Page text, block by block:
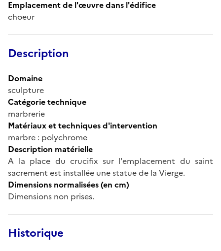
Emplacement de l'œuvre dans l'édifice
choeur
Description
Domaine
sculpture
Catégorie technique
marbrerie
Matériaux et techniques d'intervention
marbre : polychrome
Description matérielle
A la place du crucifix sur l'emplacement du saint
sacrement est installée une statue de la Vierge.
Dimensions normalisées (en cm)
Dimensions non prises.
Historique